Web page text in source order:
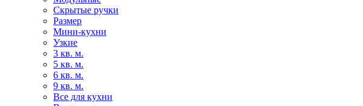
Скрытые ручки
Размер
Мини-кухни
Узкие
3 кв. м.
5 кв. м.
6 кв. м.
9 кв. м.
Все для кухни